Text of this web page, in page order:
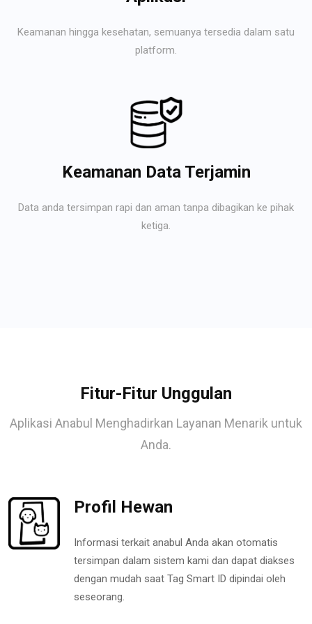
Keamanan hingga kesehatan, semuanya tersedia dalam satu
platform.
Keamanan Data Terjamin
Data anda tersimpan rapi dan aman tanpa dibagikan ke pihak
ketiga.
Fitur-Fitur Unggulan
Aplikasi Anabul Menghadirkan Layanan Menarik untuk
Anda.
Profil Hewan
Informasi terkait anabul Anda akan otomatis
tersimpan dalam sistem kami dan dapat diakses
dengan mudah saat Tag Smart ID dipindai oleh
seseorang.